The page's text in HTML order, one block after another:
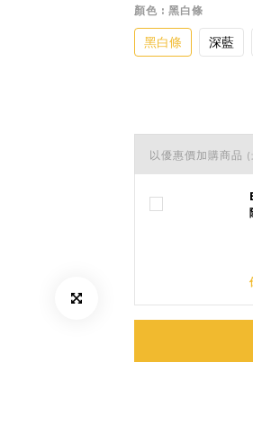
顏色 : 黑白條
黑白條 深藍
以優惠價加購商品